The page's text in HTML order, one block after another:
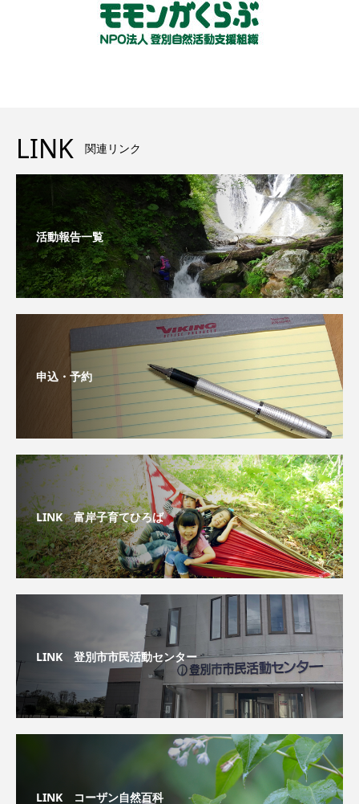
LINK 関連リンク
活動報告一覧
申込・予約
LINK 富岸子育てひろば
LINK 登別市市民活動センター
LINK コーザン自然百科